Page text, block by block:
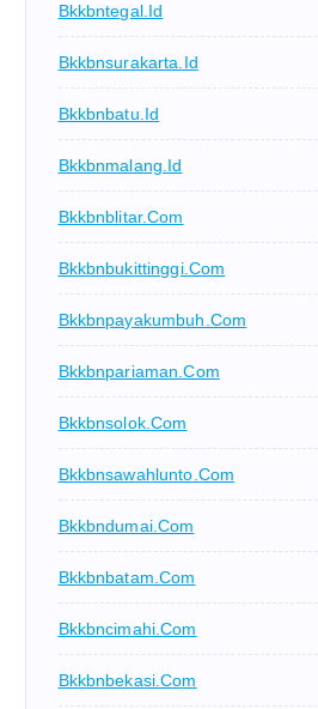
Bkkbntegal.id
Bkkbnsurakarta.id
Bkkbnbatu.id
Bkkbnmalang.id
Bkkbnblitar.com
Bkkbnbukittinggi.com
Bkkbnpayakumbuh.com
Bkkbnpariaman.com
Bkkbnsolok.com
Bkkbnsawahlunto.com
Bkkbndumai.com
Bkkbnbatam.com
Bkkbncimahi.com
Bkkbnbekasi.com